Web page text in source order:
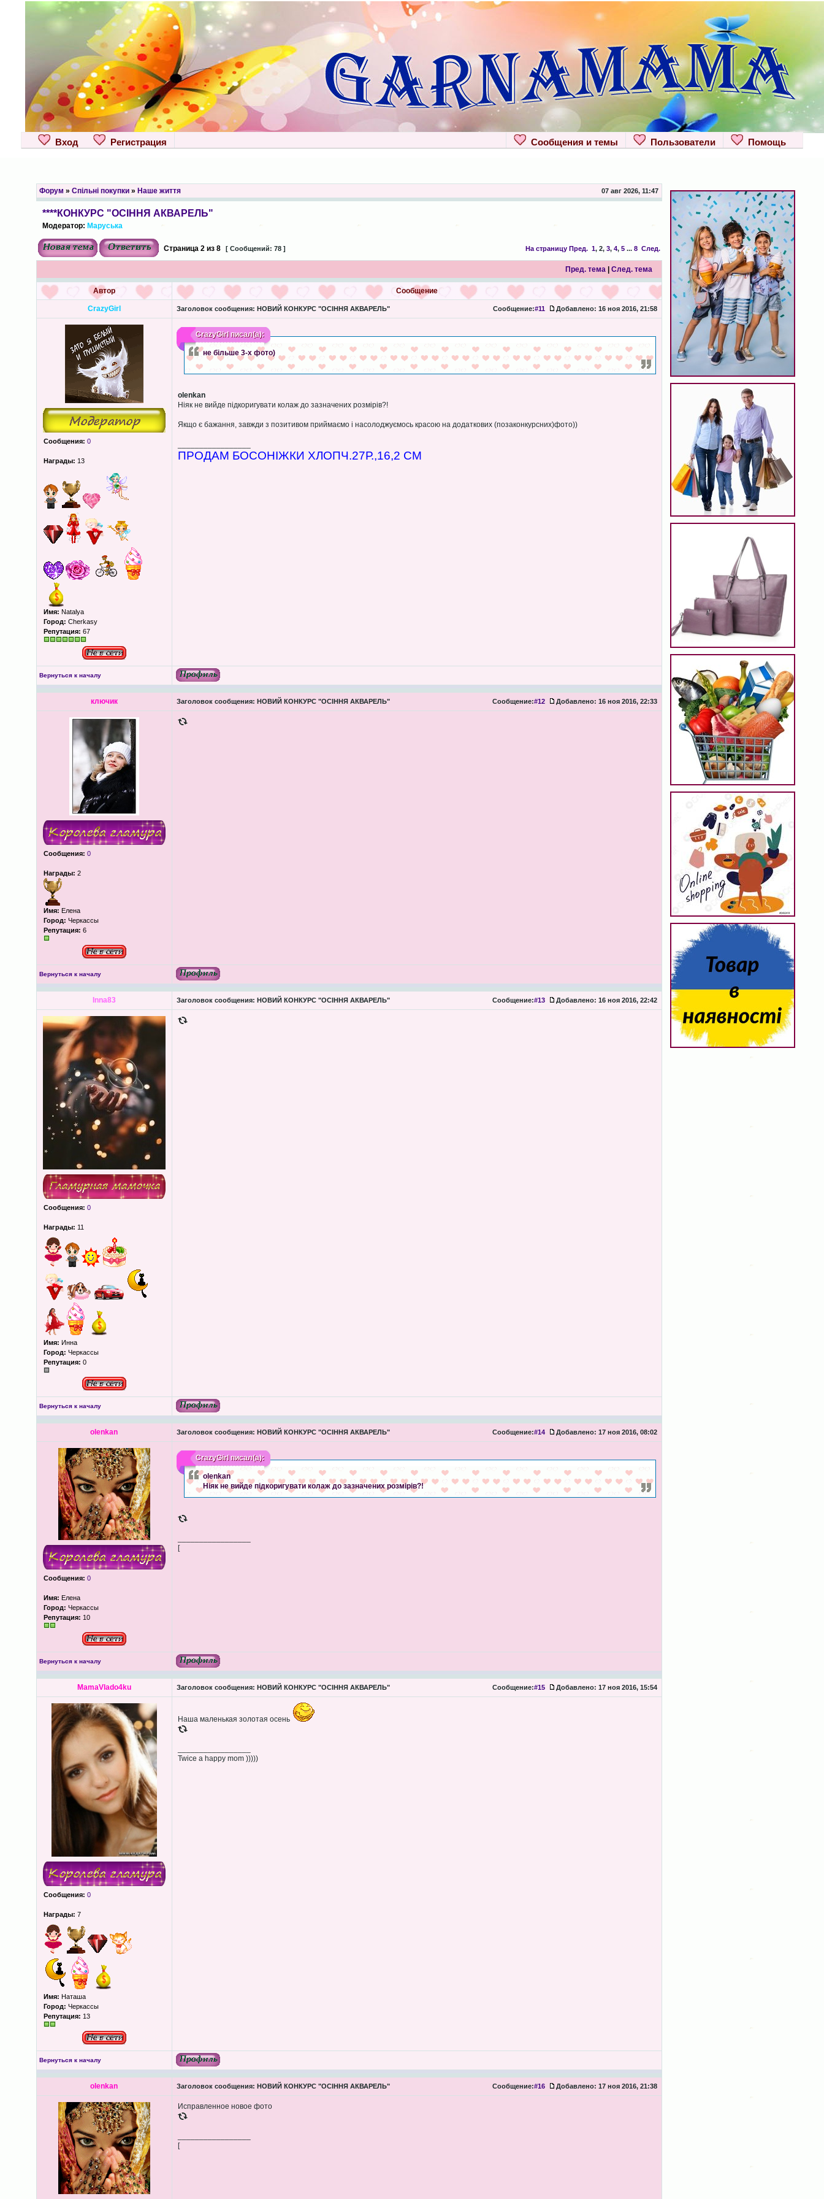
Вход Регистрация Помощь
Пользователи
Сообщения и темы
Форум » Спільні покупки» Наше життя 07 авг 2026, 11:47
****КОНКУРС "ОСІННЯ АКВАРЕЛЬ"
Модератор: Маруська
Страница 2из 8 [ Сообщений: 78 ] На страницу Пред. 1, 2, 3, 4, 5... 8 След.
Пред. тема| След. тема
Автор Сообщение
CrazyGirl Заголовок сообщения: НОВИЙ КОНКУРС "ОСІННЯ АКВАРЕЛЬ" Сообщение:#11 Добавлено: 16 ноя 2016, 21:58
Сообщения: 0
Награды: 13
Имя: Natalya
Город: Cherkasy
Репутация: 67
CrazyGirlписал(а):
не більше 3-х фото)
olenkan
Ніяк не вийде підкоригувати колаж до зазначених розмірів?!
Якщо є бажання, завжди з позитивом приймаємо і насолоджуємось красою на додаткових (позаконкурсних)фото))
ПРОДАМ БОСОНІЖКИ ХЛОПЧ.27Р.,16,2 СМ
Вернуться к началу
ключик Заголовок сообщения: НОВИЙ КОНКУРС "ОСІННЯ АКВАРЕЛЬ" Сообщение:#12 Добавлено: 16 ноя 2016, 22:33
Сообщения: 0
Награды: 2
Имя: Елена
Город: Черкассы
Репутация: 6
Вернуться к началу
Inna83 Заголовок сообщения: НОВИЙ КОНКУРС "ОСІННЯ АКВАРЕЛЬ" Сообщение:#13 Добавлено: 16 ноя 2016, 22:42
Сообщения: 0
Награды: 11
Имя: Инна
Город: Черкассы
Репутация: 0
Вернуться к началу
olenkan Заголовок сообщения: НОВИЙ КОНКУРС "ОСІННЯ АКВАРЕЛЬ" Сообщение:#14 Добавлено: 17 ноя 2016, 08:02
Сообщения: 0
Имя: Елена
Город: Черкассы
Репутация: 10
CrazyGirlписал(а):
olenkan
Ніяк не вийде підкоригувати колаж до зазначених розмірів?!
[
Вернуться к началу
MamaVlado4ku Заголовок сообщения: НОВИЙ КОНКУРС "ОСІННЯ АКВАРЕЛЬ" Сообщение:#15 Добавлено: 17 ноя 2016, 15:54
Сообщения: 0
Награды: 7
Имя: Наташа
Город: Черкассы
Репутация: 13
Наша маленькая золотая осень
Twice a happy mom )))))
Вернуться к началу
olenkan Заголовок сообщения: НОВИЙ КОНКУРС "ОСІННЯ АКВАРЕЛЬ" Сообщение:#16 Добавлено: 17 ноя 2016, 21:38
Исправленное новое фото
[